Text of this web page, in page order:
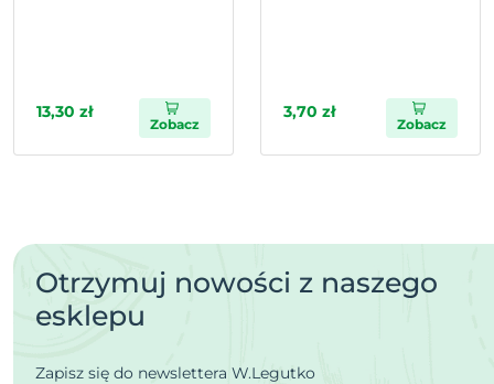
13,30 zł
Zobacz
3,70 zł
Zobacz
Otrzymuj nowości z naszego
esklepu
Zapisz się do newslettera W.Legutko